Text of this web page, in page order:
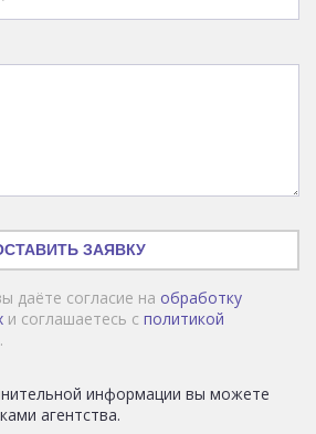
ЗАЯВКУ
даёте согласие на обработку
и соглашаетесь с политикой
.
информации вы можете
агентства.